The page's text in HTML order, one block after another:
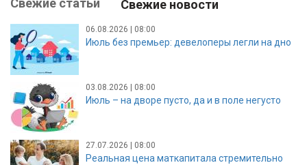
Свежие статьи Свежие новости
06.08.2026 | 08:00
Июль без премьер: девелоперы легли на дно
03.08.2026 | 08:00
Июль – на дворе пусто, да и в поле негусто
27.07.2026 | 08:00
Реальная цена маткапитала стремительно